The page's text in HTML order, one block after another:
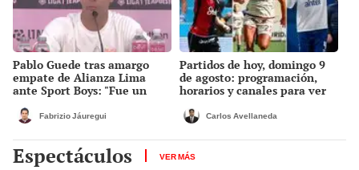
Pablo Guede tras amargo
empate de Alianza Lima
ante Sport Boys: "Fue un
pero no jugamos bien"
Fabrizio Jáuregui
Partidos de hoy, domingo 9
de agosto: programación,
horarios y canales para ver
Carlos Avellaneda
Espectáculos VER MÁS